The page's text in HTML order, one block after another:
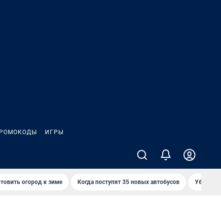
ИГРЫ
огород к зиме Когда поступят 35 новых автобусов Убийца